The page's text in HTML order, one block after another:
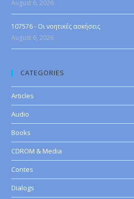
August 6, 2026
107576 - Οι νοητικές ασκήσεις
August 6, 2026
CATEGORIES
Articles
Audio
Books
CDROM & Media
Contes
Dialogs